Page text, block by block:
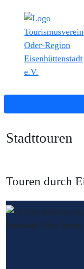
Stadttouren
Touren durch